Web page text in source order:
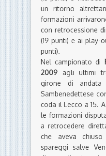
un ritorno
formazioni
con retrocessione
(19 punti) e ai play-
punti).
Nel campionato di
2009 agli ultimi
girone di andata
Sambenedettese
coda il Lecco a 15.
le formazioni
a retrocedere
che aveva
spareggi salve